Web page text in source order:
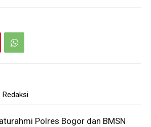
Redaksi
Polres Bogor dan BMSN